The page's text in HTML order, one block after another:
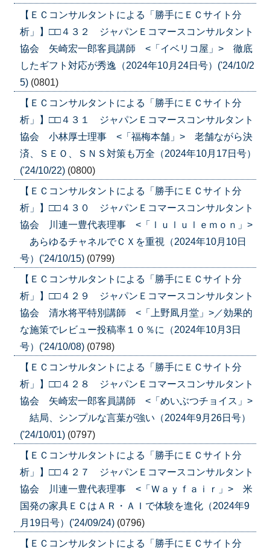
【ＥＣコンサルタントによる「勝手にＥＣサイト分
析」】□□４３２ ジャパンＥコマースコンサルタント
協会 矢崎宏一郎客員講師 <「イベリコ屋」> 徹底
したギフト対応が秀逸（2024年10月24日号）('24/10/2
5) (0801)
【ＥＣコンサルタントによる「勝手にＥＣサイト分
析」】□□４３１ ジャパンＥコマースコンサルタント
協会 小林厚士理事 <「福梅本舗」> 老舗ながら決
済、ＳＥＯ、ＳＮＳ対策も万全（2024年10月17日号）
('24/10/22) (0800)
【ＥＣコンサルタントによる「勝手にＥＣサイト分
析」】□□４３０ ジャパンＥコマースコンサルタント
協会 川連一豊代表理事 <「ｌｕｌｕｌｅｍｏｎ」>
あらゆるチャネルでＣＸを重視（2024年10月10日
号）('24/10/15) (0799)
【ＥＣコンサルタントによる「勝手にＥＣサイト分
析」】□□４２９ ジャパンＥコマースコンサルタント
協会 清水将平特別講師 <「上野凮月堂」>／効果的
な施策でレビュー投稿率１０％に（2024年10月3日
号）('24/10/08) (0798)
【ＥＣコンサルタントによる「勝手にＥＣサイト分
析」】□□４２８ ジャパンＥコマースコンサルタント
協会 矢崎宏一郎客員講師 <「めいぶつチョイス」>
結局、シンプルな言葉が強い（2024年9月26日号）
('24/10/01) (0797)
【ＥＣコンサルタントによる「勝手にＥＣサイト分
析」】□□４２７ ジャパンＥコマースコンサルタント
協会 川連一豊代表理事 <「Ｗａｙｆａｉｒ」> 米
国発の家具ＥＣはＡＲ・ＡＩで体験を進化（2024年9
月19日号）('24/09/24) (0796)
【ＥＣコンサルタントによる「勝手にＥＣサイト分